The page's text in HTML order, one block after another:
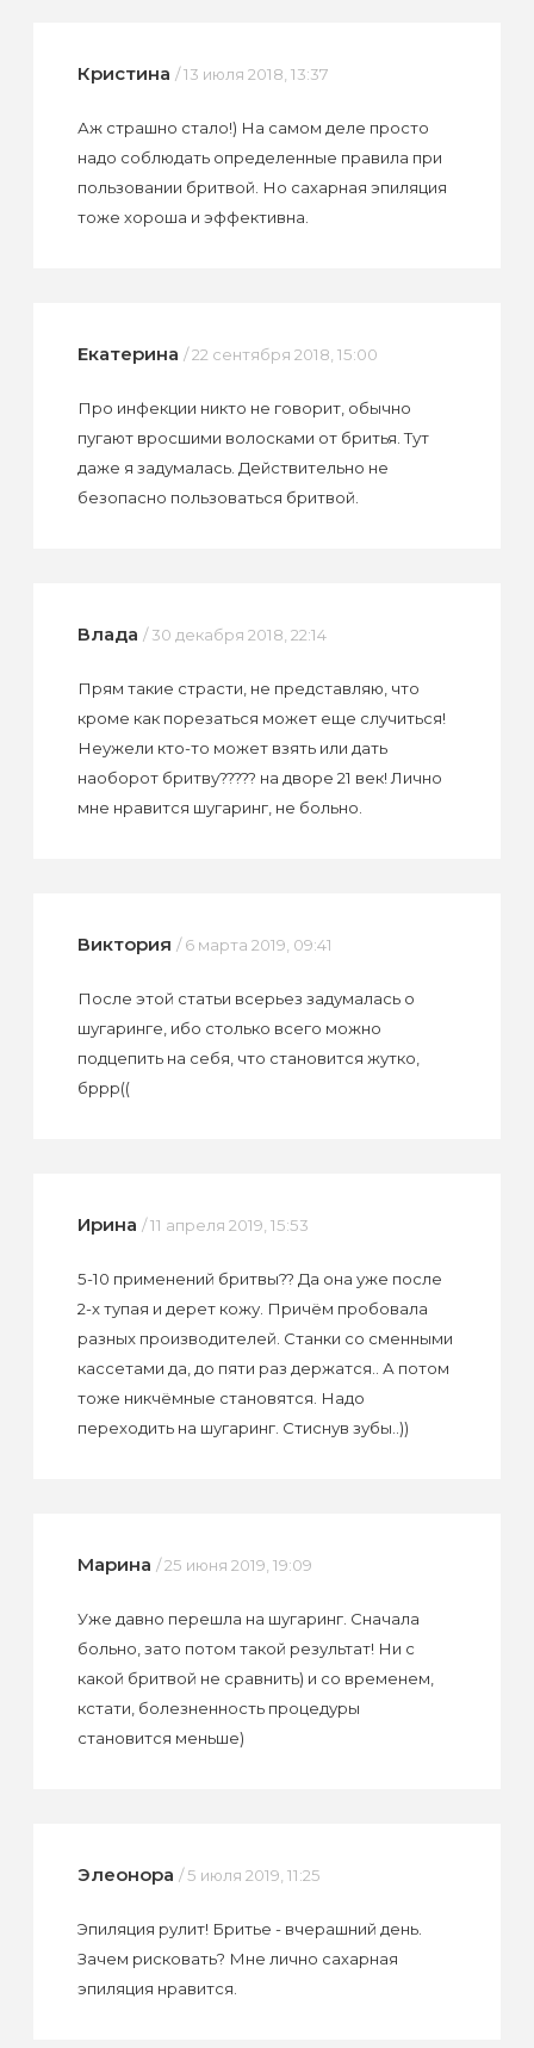
Кристина / 13 июля 2018, 13:37
Аж страшно стало!) На самом деле просто
надо соблюдать определенные правила при
пользовании бритвой. Но сахарная эпиляция
тоже хороша и эффективна.
Екатерина / 22 сентября 2018, 15:00
Про инфекции никто не говорит, обычно
пугают вросшими волосками от бритья. Тут
даже я задумалась. Действительно не
безопасно пользоваться бритвой.
Влада / 30 декабря 2018, 22:14
Прям такие страсти, не представляю, что
кроме как порезаться может еще случиться!
Неужели кто-то может взять или дать
наоборот бритву????? на дворе 21 век! Лично
мне нравится шугаринг, не больно.
Виктория / 6 марта 2019, 09:41
После этой статьи всерьез задумалась о
шугаринге, ибо столько всего можно
подцепить на себя, что становится жутко,
бррр((
Ирина / 11 апреля 2019, 15:53
5-10 применений бритвы?? Да она уже после
2-х тупая и дерет кожу. Причём пробовала
разных производителей. Станки со сменными
кассетами да, до пяти раз держатся.. А потом
тоже никчёмные становятся. Надо
переходить на шугаринг. Стиснув зубы..))
Марина / 25 июня 2019, 19:09
Уже давно перешла на шугаринг. Сначала
больно, зато потом такой результат! Ни с
какой бритвой не сравнить) и со временем,
кстати, болезненность процедуры
становится меньше)
Элеонора / 5 июля 2019, 11:25
Эпиляция рулит! Бритье - вчерашний день.
Зачем рисковать? Мне лично сахарная
эпиляция нравится.